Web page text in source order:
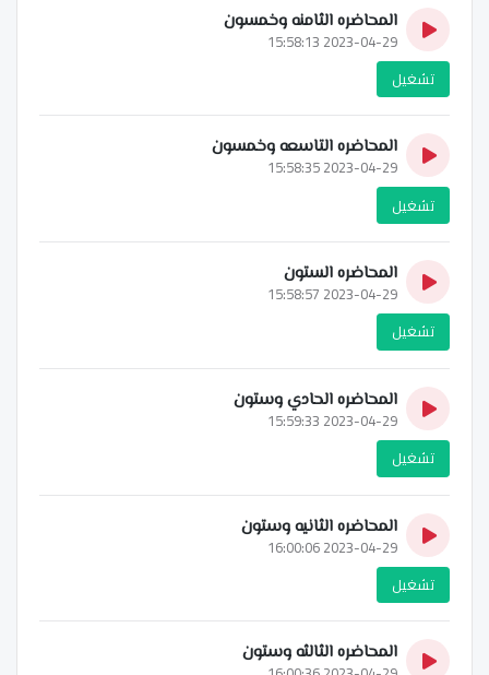
المحاضره الثامنه وخمسون
2023-04-29 15:58:13
تشغيل
المحاضره التاسعه وخمسون
2023-04-29 15:58:35
تشغيل
المحاضره الستون
2023-04-29 15:58:57
تشغيل
المحاضره الحادي وستون
2023-04-29 15:59:33
تشغيل
المحاضره الثانيه وستون
2023-04-29 16:00:06
تشغيل
المحاضره الثالثه وستون